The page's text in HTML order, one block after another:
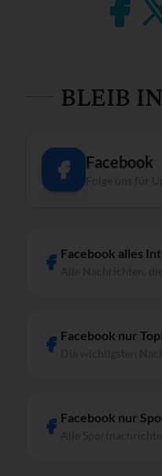
BLEIB
Facebook
Facebook alles
Facebook nur
Facebook nur